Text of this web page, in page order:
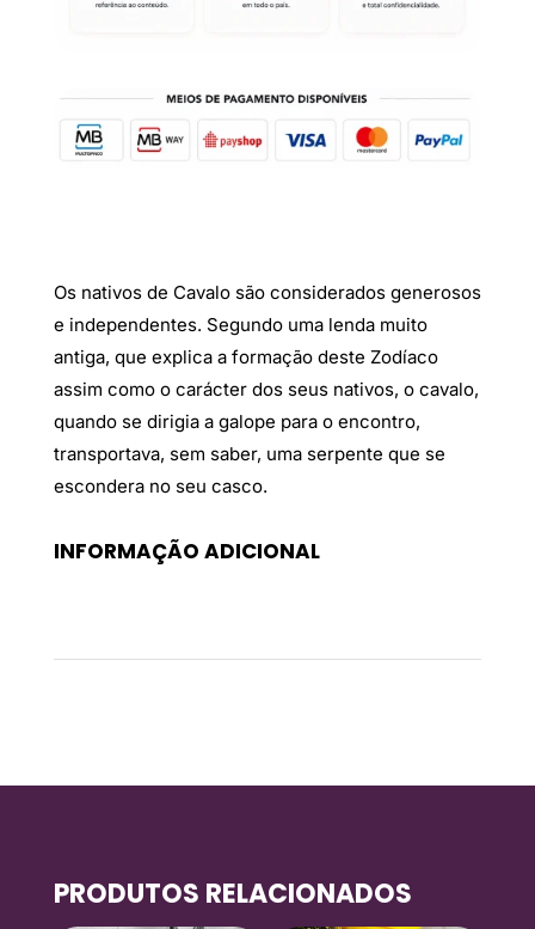
Os nativos de Cavalo são considerados generosos
e independentes. Segundo uma lenda muito
antiga, que explica a formação deste Zodíaco
assim como o carácter dos seus nativos, o cavalo,
quando se dirigia a galope para o encontro,
transportava, sem saber, uma serpente que se
escondera no seu casco.
INFORMAÇÃO ADICIONAL
PRODUTOS RELACIONADOS